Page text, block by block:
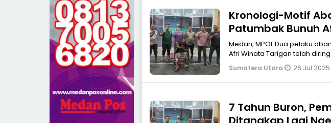
Kronologi-Motif
Patumbak Bunuh
Dikampak-Dililit
Sumur
Medan, MPOL Dua pelaku
Afri Winata Tarigan telah
Patumbak. Kedua p
Sumatera Utara 26 Jul 2025
7 Tahun Buron,